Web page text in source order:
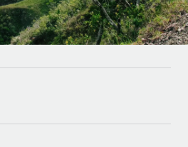
für dein Team
und Großunternehmen
von Global-HR-Funktionen in deine